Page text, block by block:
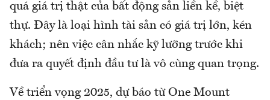
quá giá trị thật của bất động sản liền kề, biệt
thự. Đây là loại hình tài sản có giá trị lớn, kén
khách; nên việc cân nhắc kỹ lưỡng trước khi
đưa ra quyết định đầu tư là vô cùng quan trọng.
Về triển vọng 2025, dự báo từ One Mount